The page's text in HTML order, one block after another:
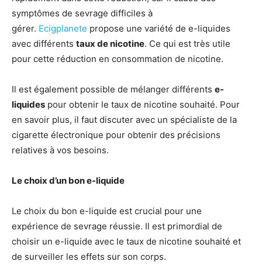
symptômes de sevrage difficiles à
gérer. Ecigplanete propose une variété de e-liquides
avec différents taux de nicotine. Ce qui est très utile
pour cette réduction en consommation de nicotine.
Il est également possible de mélanger différents e-
liquides pour obtenir le taux de nicotine souhaité. Pour
en savoir plus, il faut discuter avec un spécialiste de la
cigarette électronique pour obtenir des précisions
relatives à vos besoins.
Le choix d’un bon e-liquide
Le choix du bon e-liquide est crucial pour une
expérience de sevrage réussie. Il est primordial de
choisir un e-liquide avec le taux de nicotine souhaité et
de surveiller les effets sur son corps.